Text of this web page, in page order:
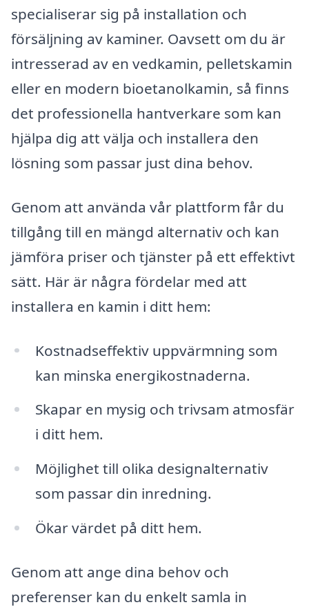
specialiserar sig på installation och
försäljning av kaminer. Oavsett om du är
intresserad av en vedkamin, pelletskamin
eller en modern bioetanolkamin, så finns
det professionella hantverkare som kan
hjälpa dig att välja och installera den
lösning som passar just dina behov.
Genom att använda vår plattform får du
tillgång till en mängd alternativ och kan
jämföra priser och tjänster på ett effektivt
sätt. Här är några fördelar med att
installera en kamin i ditt hem:
Kostnadseffektiv uppvärmning som
kan minska energikostnaderna.
Skapar en mysig och trivsam atmosfär
i ditt hem.
Möjlighet till olika designalternativ
som passar din inredning.
Ökar värdet på ditt hem.
Genom att ange dina behov och
preferenser kan du enkelt samla in